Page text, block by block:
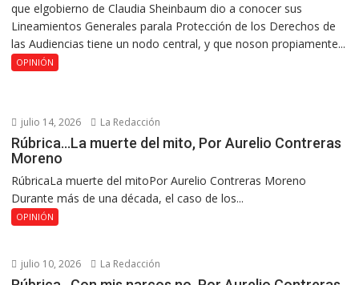
que elgobierno de Claudia Sheinbaum dio a conocer sus
Lineamientos Generales parala Protección de los Derechos de
las Audiencias tiene un nodo central, y que noson propiamente...
OPINIÓN
julio 14, 2026 La Redacción
Rúbrica…La muerte del mito, Por Aurelio Contreras
Moreno
RúbricaLa muerte del mitoPor Aurelio Contreras Moreno
Durante más de una década, el caso de los...
OPINIÓN
julio 10, 2026 La Redacción